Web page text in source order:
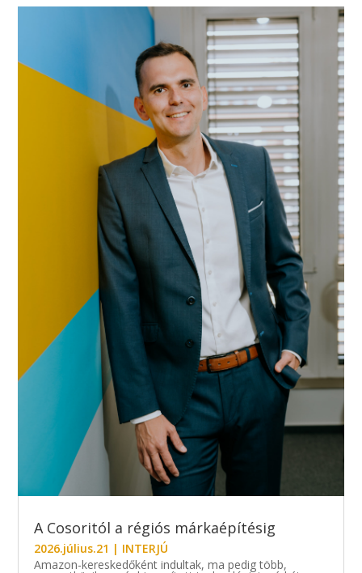
A Cosoritól a régiós márkaépítésig
2026.július.21 | INTERJÚ
Amazon-kereskedőként indultak, ma pedig több,